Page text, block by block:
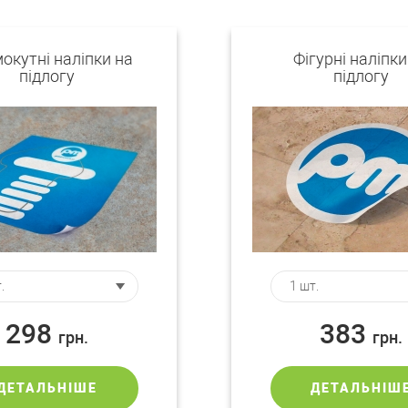
наліпки на
підлогу
298 грн.
Фігурні
підлогу
383 грн.